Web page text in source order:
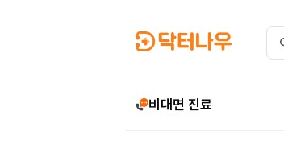
비대면 진료